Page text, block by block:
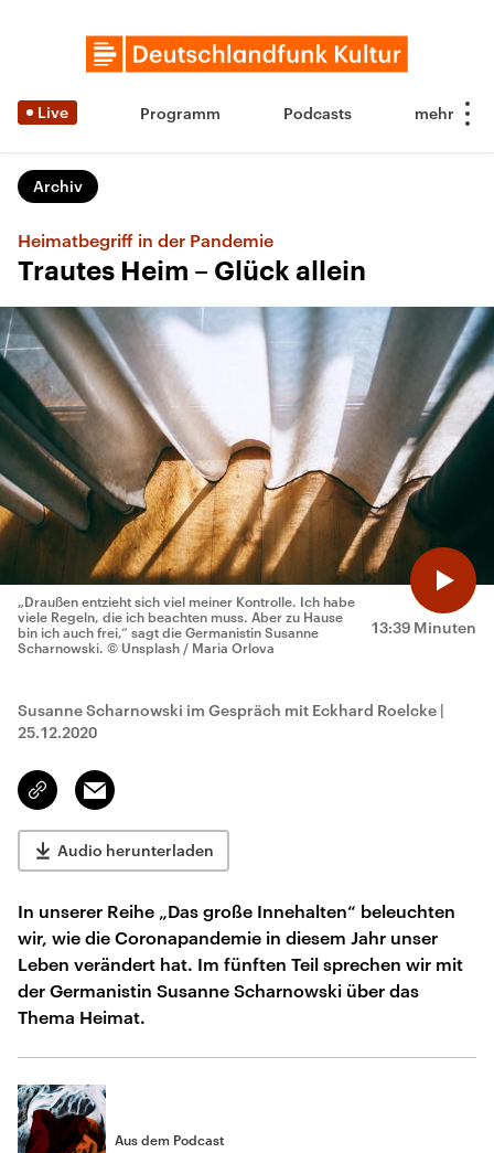
Live Programm Podcasts
Archiv
Heimatbegriff in der Pandemie
Trautes Heim – Glück allein
13:39 Minuten
„Draußen entzieht sich viel meiner Kontrolle. Ich habe
viele Regeln, die ich beachten muss. Aber zu Hause
bin ich auch frei,“ sagt die Germanistin Susanne
Scharnowski. © Unsplash / Maria Orlova
Susanne Scharnowski im Gespräch mit Eckhard Roelcke |
25.12.2020
Link
kopieren/teilen
Email
Audio herunterladen
In unserer Reihe „Das große Innehalten“ beleuchten
wir, wie die Coronapandemie in diesem Jahr unser
Leben verändert hat. Im fünften Teil sprechen wir mit
der Germanistin Susanne Scharnowski über das
Thema Heimat.
Aus dem Podcast